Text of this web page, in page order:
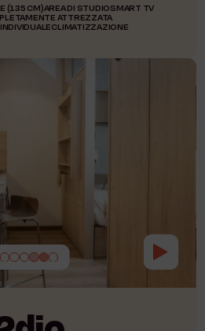
(135 CM)AREA DI STUDIOSMART TV
ATTREZZATA
CLIMATIZZAZIONE